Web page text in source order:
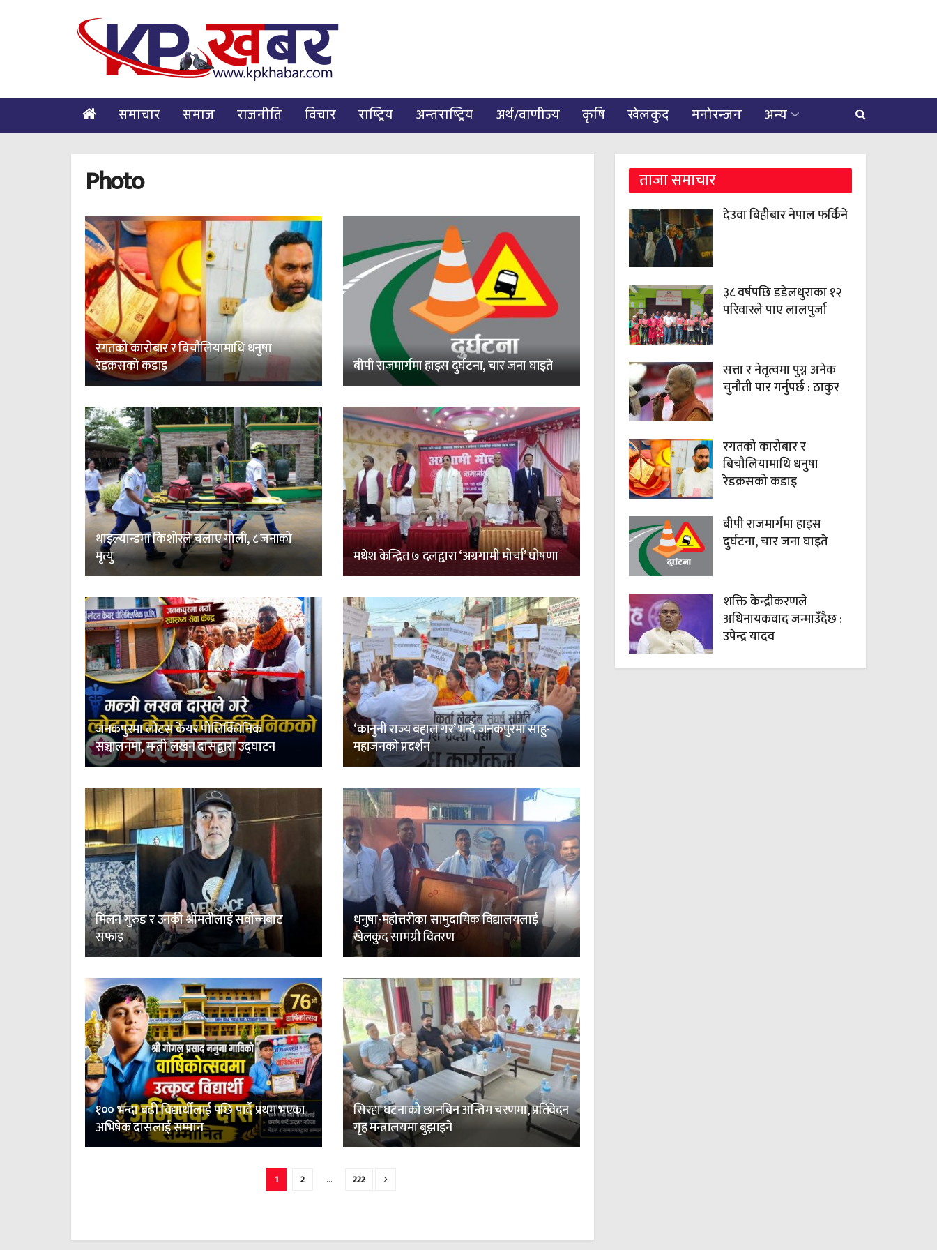
समाचार समाज राजनीति विचार राष्ट्रिय अन्तराष्ट्रिय अर्थ/वाणीज्य कृषि खेलकुद मनोरन्जन अन्य
Photo
रगतको कारोबार र बिचौलियामाथि धनुषा
रेडक्रसको कडाइ
बीपी राजमार्गमा हाइस दुर्घटना, चार जना घाइते
थाइल्यान्डमा किशोरले चलाए गोली, ८ जनाको
मृत्यु
मधेश केन्द्रित ७ दलद्वारा ‘अग्रगामी मोर्चा’ घोषणा
जनकपुरमा लोटस केयर पोलिक्लिनिक
सञ्चालनमा, मन्त्री लखन दासद्वारा उद्घाटन
‘कानुनी राज्य बहाल गर’ भन्दै जनकपुरमा साहु-
महाजनको प्रदर्शन
मिलन गुरुङ र उनकी श्रीमतीलाई सर्वोच्चबाट
सफाइ
धनुषा-महोत्तरीका सामुदायिक विद्यालयलाई
खेलकुद सामग्री वितरण
१०० भन्दा बढी विद्यार्थीलाई पछि पार्दै प्रथम भएका
अभिषेक दासलाई सम्मान
सिरहा घटनाको छानबिन अन्तिम चरणमा, प्रतिवेदन
गृह मन्त्रालयमा बुझाइने
1 2 … 222
ताजा समाचार
देउवा बिहीबार नेपाल फर्किने
३८ वर्षपछि डडेलधुराका १२
परिवारले पाए लालपुर्जा
सत्ता र नेतृत्वमा पुग्न अनेक
चुनौती पार गर्नुपर्छ : ठाकुर
रगतको कारोबार र
बिचौलियामाथि धनुषा
रेडक्रसको कडाइ
बीपी राजमार्गमा हाइस
दुर्घटना, चार जना घाइते
शक्ति केन्द्रीकरणले
अधिनायकवाद जन्माउँदैछ :
उपेन्द्र यादव